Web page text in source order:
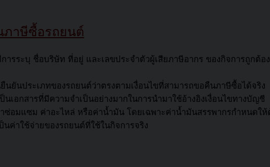
ภาษีซื้อรถยนต์
ารระบุ ชื่อบริษัท ที่อยู่ และเลขประจำตัวผู้เสียภาษีอากร ของกิจการถูกต้
ยันประเภทของรถยนต์ว่าตรงตามเงื่อนไขที่สามารถขอคืนภาษีซื้อได้จริง
อกสารที่มีความจำเป็นอย่างมากในการนำมาใช้อ้างอิงเงื่อนไขทางบัญชี
ซ่อมแซม ค่าอะไหล่ หรือค่าน้ำมัน โดยเฉพาะค่าน้ำมันสรรพากรกำหนดใ
ค่าใช้จ่ายของรถยนต์ที่ใช้ในกิจการจริง